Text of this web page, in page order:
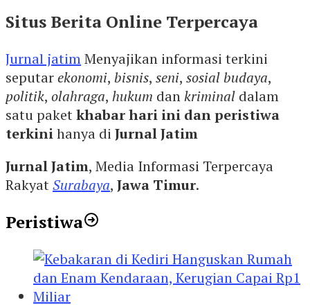
Situs Berita Online Terpercaya
Jurnal jatimMenyajikan informasi terkini
seputarekonomi, bisnis, seni, sosial budaya,
politik, olahraga, hukum dankriminal dalam
satu paketkhabar hari ini dan peristiwa
terkinihanya di Jurnal Jatim
Jurnal Jatim, Media Informasi Terpercaya
RakyatSurabaya, Jawa Timur.
Peristiwa